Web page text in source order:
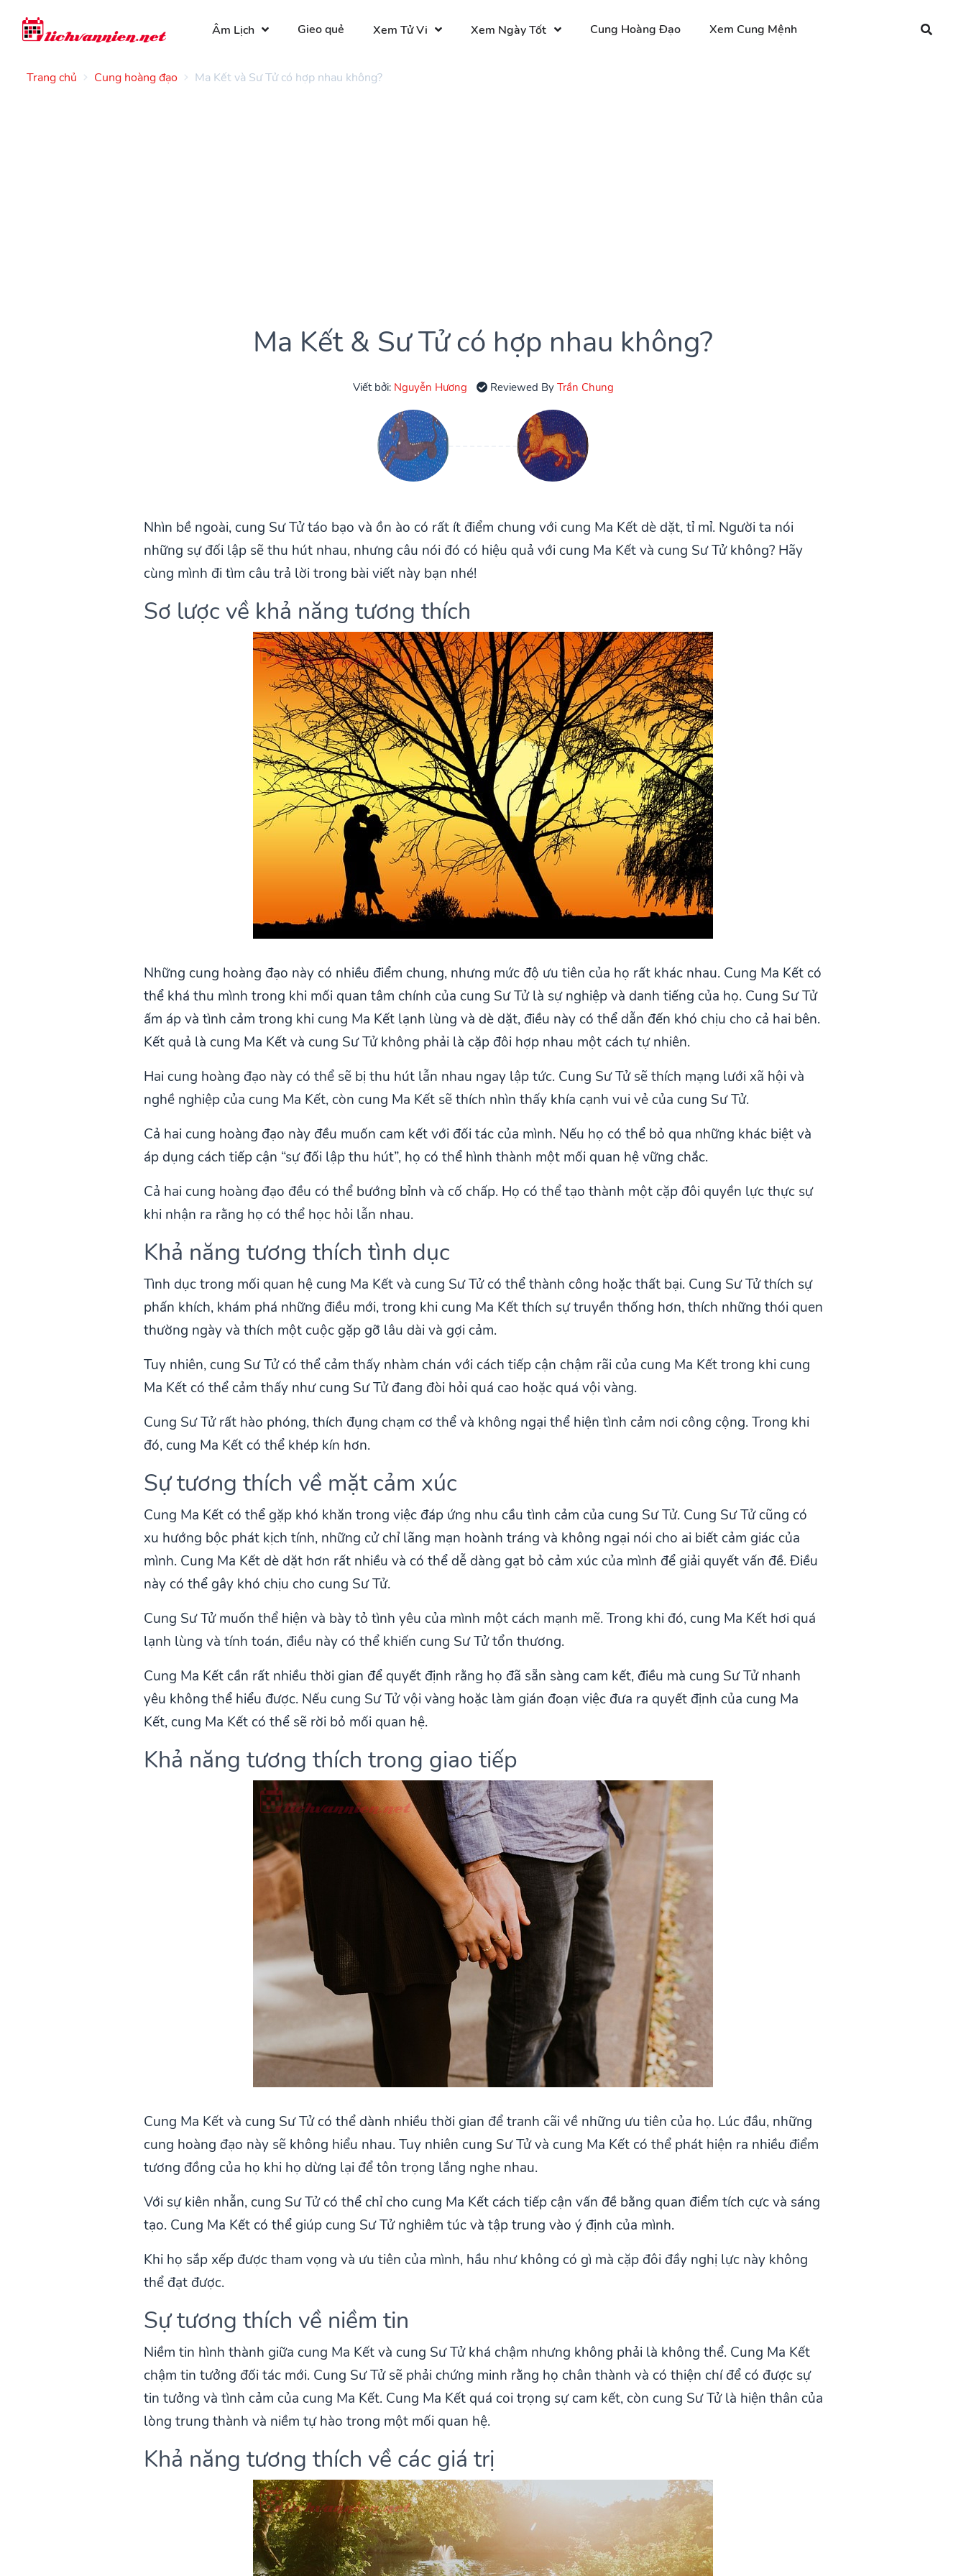
Âm Lịch Gieo quẻ Xem Tử Vi Xem Ngày Tốt Cung Hoàng Đạo Xem Cung Mệnh
Trang chủ Cung hoàng đạo Ma Kết và Sư Tử có hợp nhau không?
Ma Kết & Sư Tử có hợp nhau không?
Viết bởi: Nguyễn Hương Reviewed ByTrần Chung
Nhìn bề ngoài, cung Sư Tử táo bạo và ồn ào có rất ít điểm chung với cung Ma Kết dè dặt, tỉ mỉ. Người ta nói
những sự đối lập sẽ thu hút nhau, nhưng câu nói đó có hiệu quả với cung Ma Kết và cung Sư Tử không? Hãy
cùng mình đi tìm câu trả lời trong bài viết này bạn nhé!
Sơ lược về khả năng tương thích
Những cung hoàng đạo này có nhiều điểm chung, nhưng mức độ ưu tiên của họ rất khác nhau. Cung Ma Kết có
thể khá thu mình trong khi mối quan tâm chính của cung Sư Tử là sự nghiệp và danh tiếng của họ. Cung Sư Tử
ấm áp và tình cảm trong khi cung Ma Kết lạnh lùng và dè dặt, điều này có thể dẫn đến khó chịu cho cả hai bên.
Kết quả là cung Ma Kết và cung Sư Tử không phải là cặp đôi hợp nhau một cách tự nhiên.
Hai cung hoàng đạo này có thể sẽ bị thu hút lẫn nhau ngay lập tức. Cung Sư Tử sẽ thích mạng lưới xã hội và
nghề nghiệp của cung Ma Kết, còn cung Ma Kết sẽ thích nhìn thấy khía cạnh vui vẻ của cung Sư Tử.
Cả hai cung hoàng đạo này đều muốn cam kết với đối tác của mình. Nếu họ có thể bỏ qua những khác biệt và
áp dụng cách tiếp cận “sự đối lập thu hút”, họ có thể hình thành một mối quan hệ vững chắc.
Cả hai cung hoàng đạo đều có thể bướng bỉnh và cố chấp. Họ có thể tạo thành một cặp đôi quyền lực thực sự
khi nhận ra rằng họ có thể học hỏi lẫn nhau.
Khả năng tương thích tình dục
Tình dục trong mối quan hệ cung Ma Kết và cung Sư Tử có thể thành công hoặc thất bại. Cung Sư Tử thích sự
phấn khích, khám phá những điều mới, trong khi cung Ma Kết thích sự truyền thống hơn, thích những thói quen
thường ngày và thích một cuộc gặp gỡ lâu dài và gợi cảm.
Tuy nhiên, cung Sư Tử có thể cảm thấy nhàm chán với cách tiếp cận chậm rãi của cung Ma Kết trong khi cung
Ma Kết có thể cảm thấy như cung Sư Tử đang đòi hỏi quá cao hoặc quá vội vàng.
Cung Sư Tử rất hào phóng, thích đụng chạm cơ thể và không ngại thể hiện tình cảm nơi công cộng. Trong khi
đó, cung Ma Kết có thể khép kín hơn.
Sự tương thích về mặt cảm xúc
Cung Ma Kết có thể gặp khó khăn trong việc đáp ứng nhu cầu tình cảm của cung Sư Tử. Cung Sư Tử cũng có
xu hướng bộc phát kịch tính, những cử chỉ lãng mạn hoành tráng và không ngại nói cho ai biết cảm giác của
mình. Cung Ma Kết dè dặt hơn rất nhiều và có thể dễ dàng gạt bỏ cảm xúc của mình để giải quyết vấn đề. Điều
này có thể gây khó chịu cho cung Sư Tử.
Cung Sư Tử muốn thể hiện và bày tỏ tình yêu của mình một cách mạnh mẽ. Trong khi đó, cung Ma Kết hơi quá
lạnh lùng và tính toán, điều này có thể khiến cung Sư Tử tổn thương.
Cung Ma Kết cần rất nhiều thời gian để quyết định rằng họ đã sẵn sàng cam kết, điều mà cung Sư Tử nhanh
yêu không thể hiểu được. Nếu cung Sư Tử vội vàng hoặc làm gián đoạn việc đưa ra quyết định của cung Ma
Kết, cung Ma Kết có thể sẽ rời bỏ mối quan hệ.
Khả năng tương thích trong giao tiếp
Cung Ma Kết và cung Sư Tử có thể dành nhiều thời gian để tranh cãi về những ưu tiên của họ. Lúc đầu, những
cung hoàng đạo này sẽ không hiểu nhau. Tuy nhiên cung Sư Tử và cung Ma Kết có thể phát hiện ra nhiều điểm
tương đồng của họ khi họ dừng lại để tôn trọng lắng nghe nhau.
Với sự kiên nhẫn, cung Sư Tử có thể chỉ cho cung Ma Kết cách tiếp cận vấn đề bằng quan điểm tích cực và sáng
tạo. Cung Ma Kết có thể giúp cung Sư Tử nghiêm túc và tập trung vào ý định của mình.
Khi họ sắp xếp được tham vọng và ưu tiên của mình, hầu như không có gì mà cặp đôi đầy nghị lực này không
thể đạt được.
Sự tương thích về niềm tin
Niềm tin hình thành giữa cung Ma Kết và cung Sư Tử khá chậm nhưng không phải là không thể. Cung Ma Kết
chậm tin tưởng đối tác mới. Cung Sư Tử sẽ phải chứng minh rằng họ chân thành và có thiện chí để có được sự
tin tưởng và tình cảm của cung Ma Kết. Cung Ma Kết quá coi trọng sự cam kết, còn cung Sư Tử là hiện thân của
lòng trung thành và niềm tự hào trong một mối quan hệ.
Khả năng tương thích về các giá trị